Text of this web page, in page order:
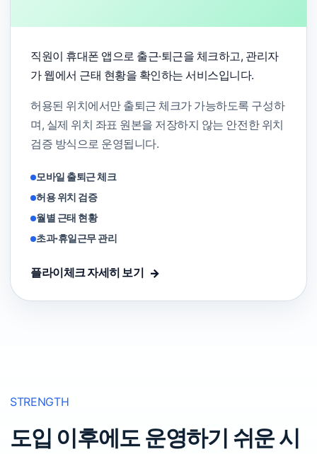
직원이 휴대폰 앱으로 출근·퇴근을 체크하고, 관리자
가 웹에서 근태 현황을 확인하는 서비스입니다.
허용된 위치에서만 출퇴근 체크가 가능하도록 구성하
며, 실제 위치 좌표 원본을 저장하지 않는 안전한 위치
검증 방식으로 운영됩니다.
모바일 출퇴근 체크
허용 위치 검증
월별 근태 현황
초과·휴일근무 관리
플라이체크 자세히 보기
STRENGTH
도입 이후에도 운영하기 쉬운 시